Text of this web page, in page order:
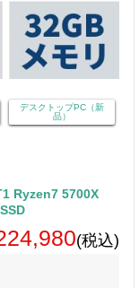
デスクトップPC（新
品）
Ryzen7 5700X
(税込)